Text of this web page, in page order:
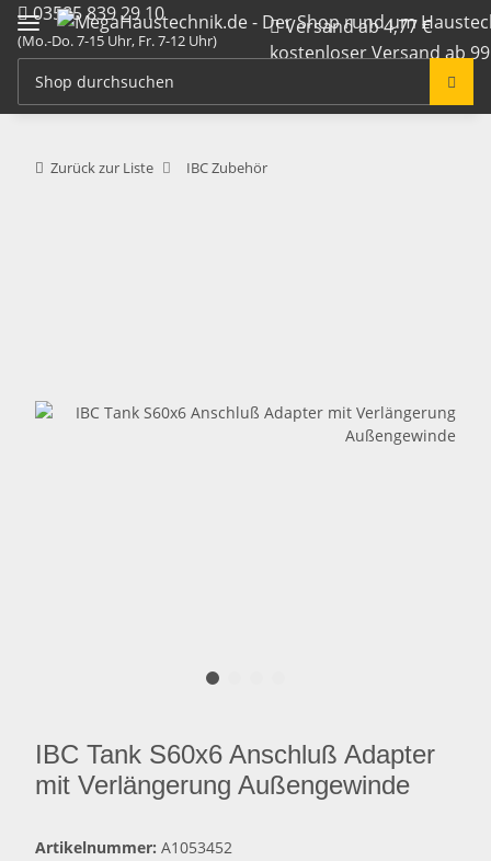
03585 839 29 10
(Mo.-Do. 7-15 Uhr, Fr. 7-12 Uhr)
info@megahaustechnik.de
Versand ab 4,77 €
kostenloser Versand ab
Zurück zur Liste IBC Zubehör
IBC Tank S60x6 Anschluß Adapter
mit Verlängerung Außengewinde
Artikelnummer: A1053452